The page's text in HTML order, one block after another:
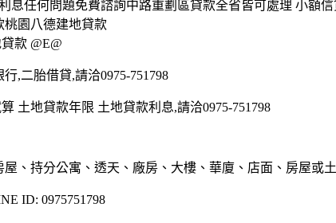
息任何問題免費諮詢中路重劃區貸款全省皆可處理 小額
桃園八德建地貸款
款 @E@
,二胎借貸,請洽0975-751798
土地貸款年限 土地貸款利息,請洽0975-751798
、持分公寓、透天、廠房、大樓、華廈、店面、房屋或
ID: 0975751798